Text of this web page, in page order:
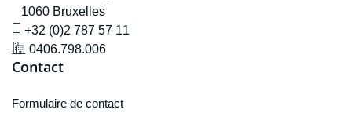
1060 Bruxelles
icône de gsm
+32 (0)2 787 57 11
icône de localisation
0406.798.006
Contact
Formulaire de contact